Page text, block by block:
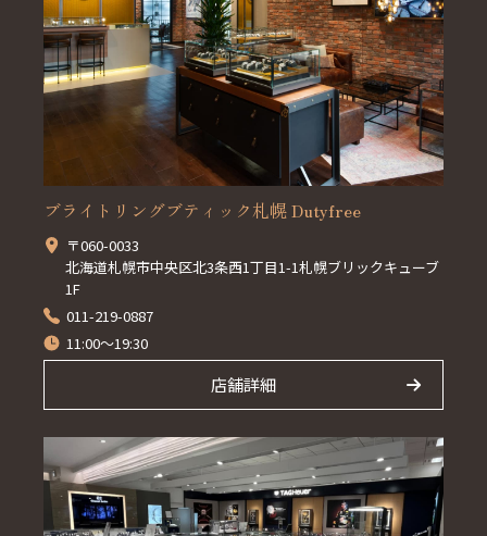
ブライトリングブティック札幌 Dutyfree
〒060-0033
北海道札幌市中央区北3条西1丁目1-1札幌ブリックキューブ
1F
011-219-0887
11:00～19:30
店舗詳細